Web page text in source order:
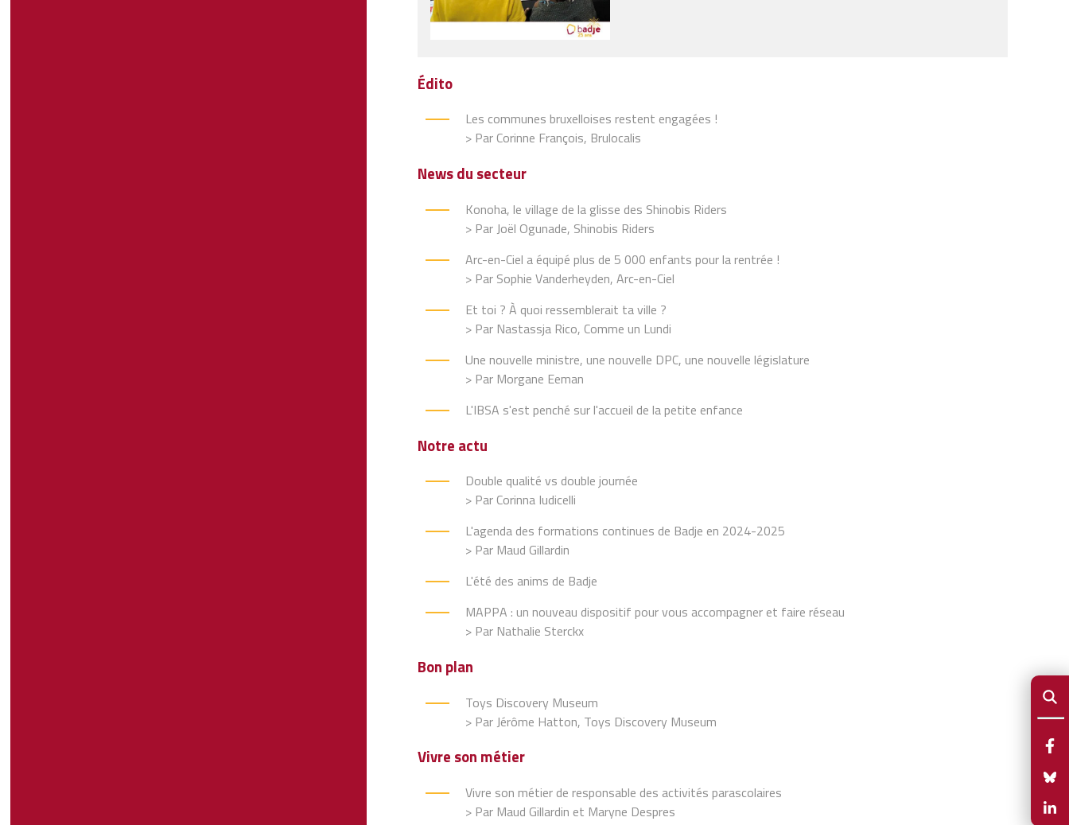
Édito
Les communes bruxelloises restent engagées !
> Par Corinne François, Brulocalis
News du secteur
Konoha, le village de la glisse des Shinobis Riders
> Par Joël Ogunade, Shinobis Riders
Arc-en-Ciel a équipé plus de 5 000 enfants pour la rentrée !
> Par Sophie Vanderheyden, Arc-en-Ciel
Et toi ? À quoi ressemblerait ta ville ?
> Par Nastassja Rico, Comme un Lundi
Une nouvelle ministre, une nouvelle DPC, une nouvelle législature
> Par Morgane Eeman
L'IBSA s'est penché sur l'accueil de la petite enfance
Notre actu
Double qualité vs double journée
> Par Corinna Iudicelli
L'agenda des formations continues de Badje en 2024-2025
> Par Maud Gillardin
L'été des anims de Badje
MAPPA : un nouveau dispositif pour vous accompagner et faire réseau
> Par Nathalie Sterckx
Bon plan
Toys Discovery Museum
> Par Jérôme Hatton, Toys Discovery Museum
Vivre son métier
Vivre son métier de responsable des activités parascolaires
> Par Maud Gillardin et Maryne Despres